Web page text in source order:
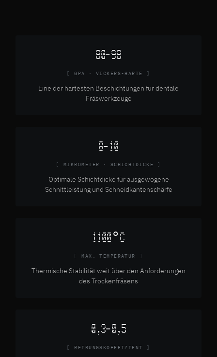
80–98
GPA · VICKERS-HÄRTE
Eine der härtesten Beschichtungen für dentale
Fräswerkzeuge
8–10
MIKROMETER · SCHICHTDICKE
Optimale Schichtdicke für ausgewogene
Schnittleistung und Schneidkantenschärfe
1100°C
MAX. TEMPERATUR
Thermische Stabilität weit über den Anforderungen
des Trockenfräsens
0,3–0,5
REIBUNGSKOEFFIZIENT